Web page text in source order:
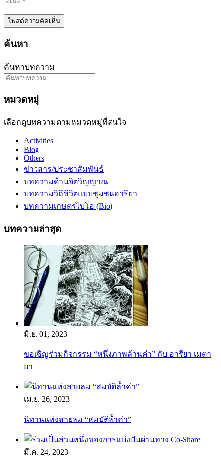
ค้นหา
ค้นหาบทความ
หมวดหมู่
เลือกดูบทความตามหมวดหมู่ที่สนใจ
Activities
Blog
Others
ข่าวสาร/ประชาสัมพันธ์
บทความด้านจิตวิญญาณ
บทความวิถีชีวิตแบบชุมชนอารียา
บทความเกษตรไบโอ (Bio)
บทความล่าสุด
มิ.ย. 01, 2023
ขอเชิญร่วมกิจกรรม “หนึ่งภาพล้านคำ” กับ อารียา เมตา
ยา
เม.ย. 26, 2023
นิทานแห่งสายลม “สมบัติล้ำค่า”
มี.ค. 24, 2023